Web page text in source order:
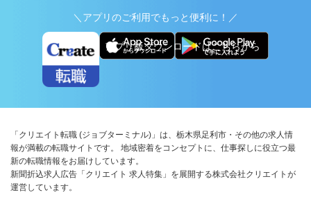
＼アプリのご利用でもっと便利に！／
アプリ版ダウンロードはこちらから
「クリエイト転職 (ジョブターミナル)」は、栃木県足利市・その他の求人情
報が満載の転職サイトです。 地域密着をコンセプトに、仕事探しに役立つ最
新の転職情報をお届けしています。
新聞折込求人広告「クリエイト 求人特集」を展開する株式会社クリエイトが
運営しています。